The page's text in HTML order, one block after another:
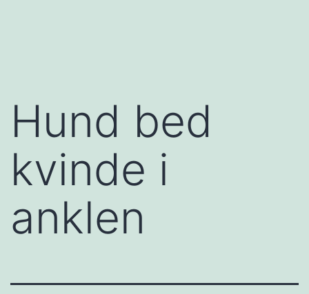
Hund bed
kvinde i
anklen